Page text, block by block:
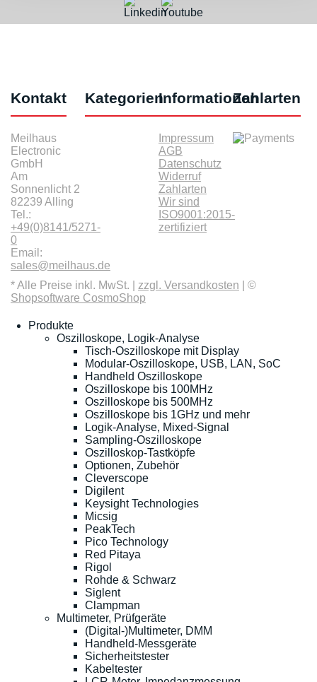
Kontakt
Meilhaus
Electronic
GmbH
Am
Sonnenlicht 2
82239 Alling
Tel.:
+49(0)8141/5271-
0
Email:
sales@meilhaus.de
KategorienInformationen
Impressum
AGB
Datenschutz
Widerruf
Zahlarten
Wir sind
ISO9001:2015-
zertifiziert
Zahlarten
* Alle Preise inkl. MwSt. | zzgl. Versandkosten | ©
Shopsoftware CosmoShop
Produkte
Oszilloskope, Logik-Analyse
Tisch-Oszilloskope mit Display
Modular-Oszilloskope, USB, LAN, SoC
Handheld Oszilloskope
Oszilloskope bis 100MHz
Oszilloskope bis 500MHz
Oszilloskope bis 1GHz und mehr
Logik-Analyse, Mixed-Signal
Sampling-Oszilloskope
Oszilloskop-Tastköpfe
Optionen, Zubehör
Cleverscope
Digilent
Keysight Technologies
Micsig
PeakTech
Pico Technology
Red Pitaya
Rigol
Rohde & Schwarz
Siglent
Clampman
Multimeter, Prüfgeräte
(Digital-)Multimeter, DMM
Handheld-Messgeräte
Sicherheitstester
Kabeltester